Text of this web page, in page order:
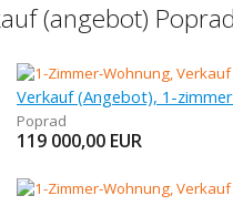
(angebot) Poprad
Poprad
119 000,00 EUR